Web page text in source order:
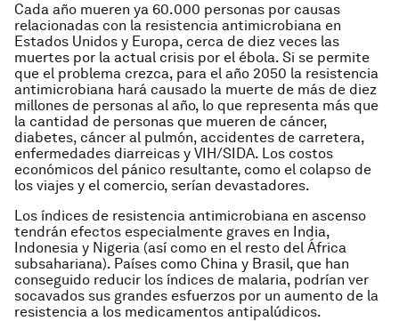
Cada año mueren ya 60.000 personas por causas
relacionadas con la resistencia antimicrobiana en
Estados Unidos y Europa, cerca de diez veces las
muertes por la actual crisis por el ébola. Si se permite
que el problema crezca, para el año 2050 la resistencia
antimicrobiana hará causado la muerte de más de diez
millones de personas al año, lo que representa más que
la cantidad de personas que mueren de cáncer,
diabetes, cáncer al pulmón, accidentes de carretera,
enfermedades diarreicas y VIH/SIDA. Los costos
económicos del pánico resultante, como el colapso de
los viajes y el comercio, serían devastadores.
Los índices de resistencia antimicrobiana en ascenso
tendrán efectos especialmente graves en India,
Indonesia y Nigeria (así como en el resto del África
subsahariana). Países como China y Brasil, que han
conseguido reducir los índices de malaria, podrían ver
socavados sus grandes esfuerzos por un aumento de la
resistencia a los medicamentos antipalúdicos.